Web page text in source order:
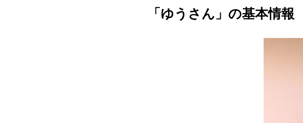
「ゆうさん」の基本情報